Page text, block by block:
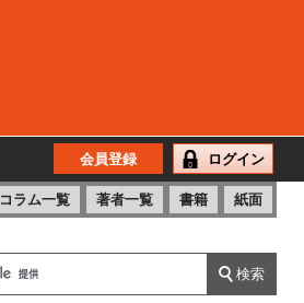
会員登録 ログイン
コラム一覧 著者一覧 書籍 紙面